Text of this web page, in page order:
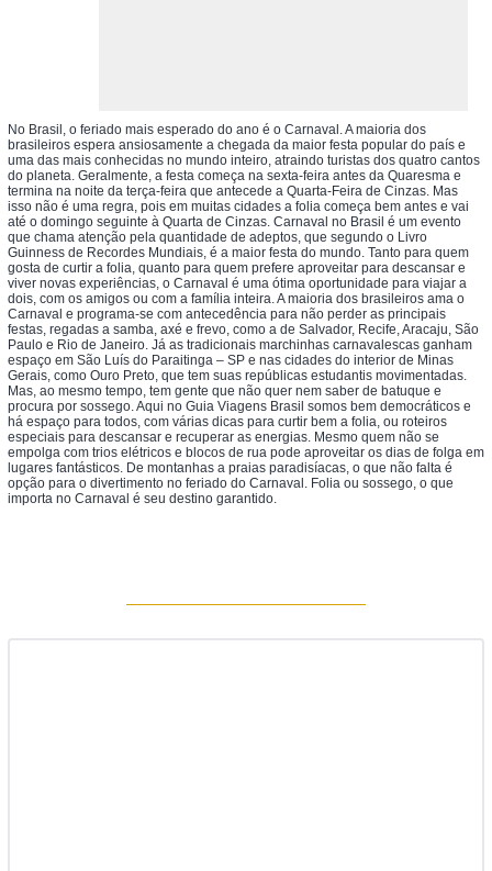
No Brasil, o feriado mais esperado do ano é o Carnaval. A maioria dos
brasileiros espera ansiosamente a chegada da maior festa popular do país e
uma das mais conhecidas no mundo inteiro, atraindo turistas dos quatro cantos
do planeta. Geralmente, a festa começa na sexta-feira antes da Quaresma e
termina na noite da terça-feira que antecede a Quarta-Feira de Cinzas. Mas
isso não é uma regra, pois em muitas cidades a folia começa bem antes e vai
até o domingo seguinte à Quarta de Cinzas. Carnaval no Brasil é um evento
que chama atenção pela quantidade de adeptos, que segundo o Livro
Guinness de Recordes Mundiais, é a maior festa do mundo. Tanto para quem
gosta de curtir a folia, quanto para quem prefere aproveitar para descansar e
viver novas experiências, o Carnaval é uma ótima oportunidade para viajar a
dois, com os amigos ou com a família inteira. A maioria dos brasileiros ama o
Carnaval e programa-se com antecedência para não perder as principais
festas, regadas a samba, axé e frevo, como a de Salvador, Recife, Aracaju, São
Paulo e Rio de Janeiro. Já as tradicionais marchinhas carnavalescas ganham
espaço em São Luís do Paraitinga – SP e nas cidades do interior de Minas
Gerais, como Ouro Preto, que tem suas repúblicas estudantis movimentadas.
Mas, ao mesmo tempo, tem gente que não quer nem saber de batuque e
procura por sossego. Aqui no Guia Viagens Brasil somos bem democráticos e
há espaço para todos, com várias dicas para curtir bem a folia, ou roteiros
especiais para descansar e recuperar as energias. Mesmo quem não se
empolga com trios elétricos e blocos de rua pode aproveitar os dias de folga em
lugares fantásticos. De montanhas a praias paradisíacas, o que não falta é
opção para o divertimento no feriado do Carnaval. Folia ou sossego, o que
importa no Carnaval é seu destino garantido.